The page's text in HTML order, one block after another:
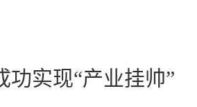
实现“产业挂帅”